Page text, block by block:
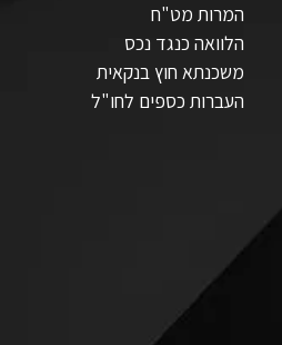
המרות מט"ח
הלוואה כנגד נכס
משכנתא חוץ בנקאית
העברות כספים לחו"ל